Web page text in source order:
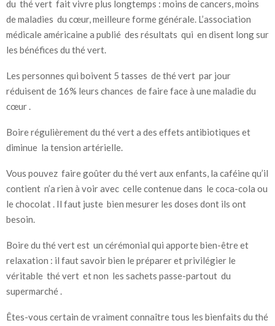
du thé vert fait vivre plus longtemps : moins de cancers, moins
de maladies du cœur, meilleure forme générale. L’association
médicale américaine a publié des résultats qui en disent long sur
les bénéfices du thé vert.
Les personnes qui boivent 5 tasses de thé vert par jour
réduisent de 16% leurs chances de faire face à une maladie du
cœur .
Boire régulièrement du thé vert a des effets antibiotiques et
diminue la tension artérielle.
Vous pouvez faire goûter du thé vert aux enfants, la caféine qu’il
contient n’a rien à voir avec celle contenue dans le coca-cola ou
le chocolat . Il faut juste bien mesurer les doses dont ils ont
besoin.
Boire du thé vert est un cérémonial qui apporte bien-être et
relaxation : il faut savoir bien le préparer et privilégier le
véritable thé vert et non les sachets passe-partout du
supermarché .
Êtes-vous certain de vraiment connaître tous les bienfaits du thé